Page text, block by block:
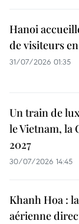
Hanoi
de visiteurs
31/07/2026 01:35
Un train de
le Vietnam, la
2027
30/07/2026 14:45
Khanh Hoa :
aérienne